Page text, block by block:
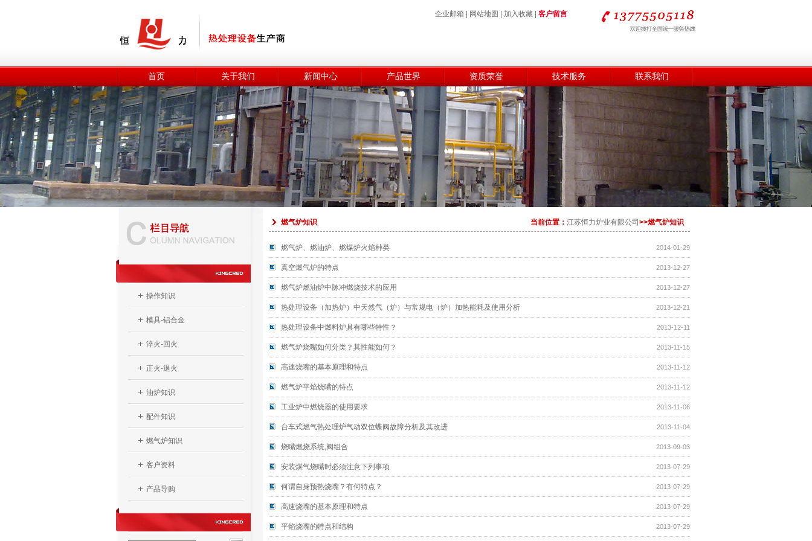
企业邮箱 网站地图 加入收藏 客户留言
首页 关于我们 新闻中心 产品世界 资质荣誉 技术服务 联系我们
操作知识
模具-铝合金
淬火-回火
正火-退火
油炉知识
配件知识
燃气炉知识
客户资料
产品导购
当前位置： 江苏恒力炉业有限公司 >>燃气炉知识
燃气炉知识
2014-01-29
燃气炉、燃油炉、燃煤炉火焰种类
2013-12-27
真空燃气炉的特点
2013-12-27
燃气炉燃油炉中脉冲燃烧技术的应用
2013-12-21
热处理设备（加热炉）中天然气（炉）与常规电（炉）加热能耗及使用分析
2013-12-11
热处理设备中燃料炉具有哪些特性？
2013-11-15
燃气炉烧嘴如何分类？其性能如何？
2013-11-12
高速烧嘴的基本原理和特点
2013-11-12
燃气炉平焰烧嘴的特点
2013-11-06
工业炉中燃烧器的使用要求
2013-11-04
台车式燃气热处理炉气动双位蝶阀故障分析及其改进
2013-09-03
烧嘴燃烧系统,阀组合
2013-07-29
安装煤气烧嘴时必须注意下列事项
2013-07-29
何谓自身预热烧嘴？有何特点？
2013-07-29
高速烧嘴的基本原理和特点
2013-07-29
平焰烧嘴的特点和结构